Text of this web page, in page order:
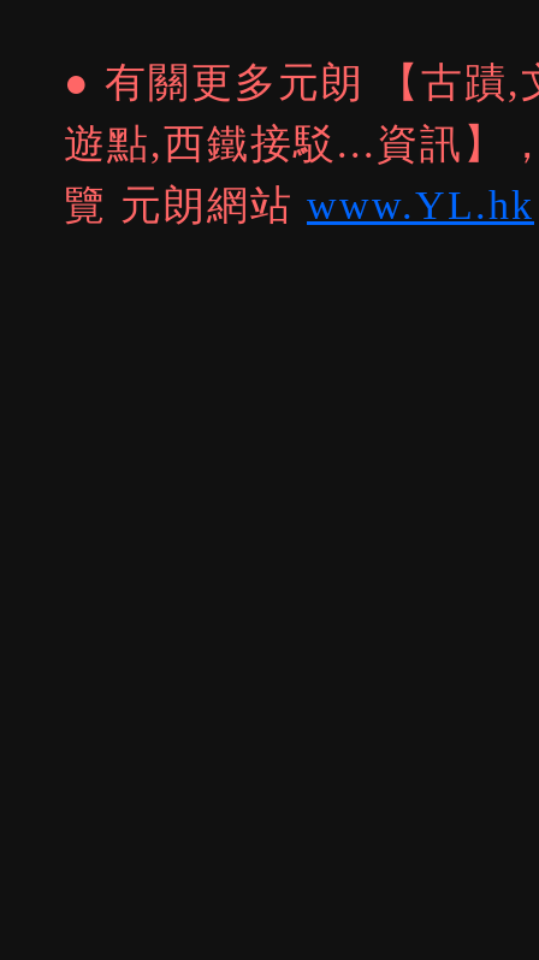
● 有關更多元朗 【古蹟,
遊點,西鐵接駁...資訊】
覽 元朗網站 www.YL.hk